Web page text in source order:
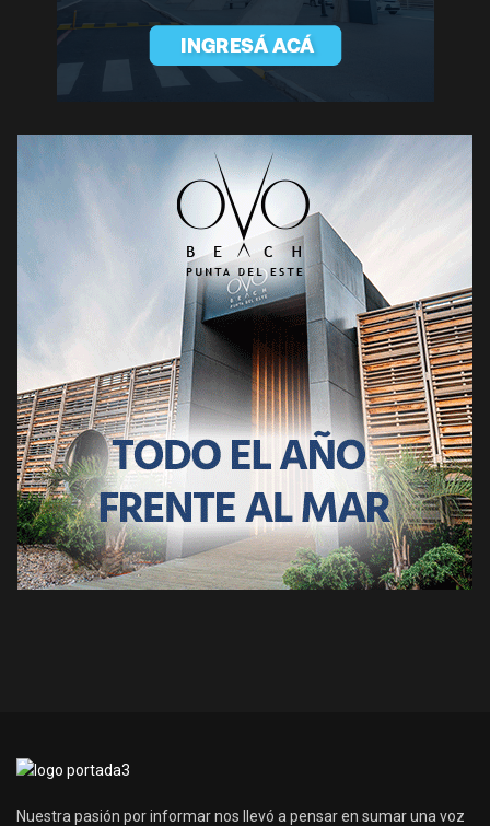
Nuestra pasión por informar nos llevó a pensar en sumar una voz